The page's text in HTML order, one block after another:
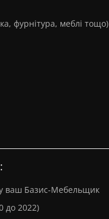
фурнітура, меблі тощо)
ваш Базис-Мебельщик
до 2022)